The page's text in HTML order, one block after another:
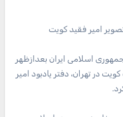
اسلامی ایران بعدازظهر
در تهران، دفتر یادبود امیر